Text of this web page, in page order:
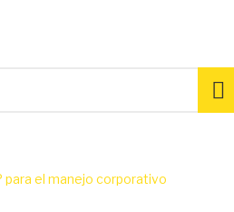
para el manejo corporativo